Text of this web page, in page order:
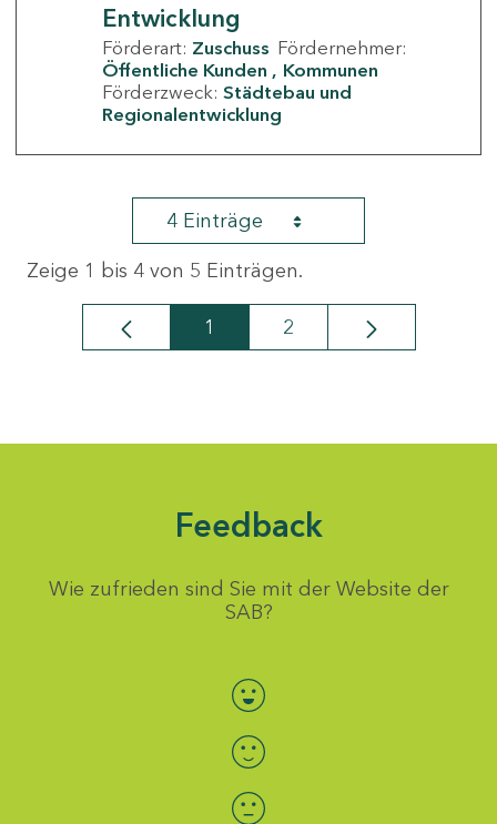
Entwicklung
Förderart: Zuschuss Fördernehmer:
Öffentliche Kunden
Kommunen
Förderzweck: Städtebau und
Regionalentwicklung
4 Einträge
Zeige 1 bis 4 von 5 Einträgen.
Seite
1 Seite
2
Feedback
Wie zufrieden sind Sie mit der Website der
SAB?
Bewertung auswählen